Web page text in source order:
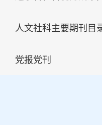
人文社科主要期刊目
党报党刊